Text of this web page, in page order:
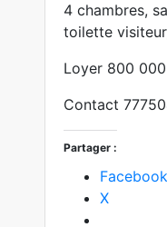
4 chambres,
toilette
Loyer 800 000
Contact
Partager :
Facebook
X